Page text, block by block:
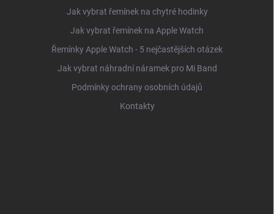
Jak vybrat řemínek na chytré hodinky
Jak vybrat řemínek na Apple Watch
Řemínky Apple Watch - 5 nejčastějších otázek
Jak vybrat náhradní náramek pro Mi Band
Podmínky ochrany osobních údajů
Kontakty